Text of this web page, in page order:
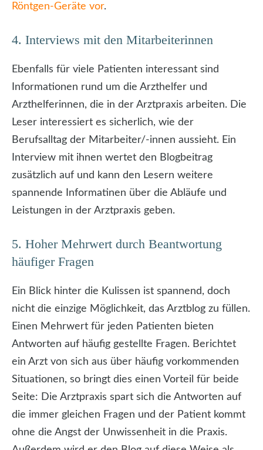
Röntgen-Geräte vor.
4. Interviews mit den Mitarbeiterinnen
Ebenfalls für viele Patienten interessant sind
Informationen rund um die Arzthelfer und
Arzthelferinnen, die in der Arztpraxis arbeiten. Die
Leser interessiert es sicherlich, wie der
Berufsalltag der Mitarbeiter/-innen aussieht. Ein
Interview mit ihnen wertet den Blogbeitrag
zusätzlich auf und kann den Lesern weitere
spannende Informatinen über die Abläufe und
Leistungen in der Arztpraxis geben.
5. Hoher Mehrwert durch Beantwortung
häufiger Fragen
Ein Blick hinter die Kulissen ist spannend, doch
nicht die einzige Möglichkeit, das Arztblog zu füllen.
Einen Mehrwert für jeden Patienten bieten
Antworten auf häufig gestellte Fragen. Berichtet
ein Arzt von sich aus über häufig vorkommenden
Situationen, so bringt dies einen Vorteil für beide
Seite: Die Arztpraxis spart sich die Antworten auf
die immer gleichen Fragen und der Patient kommt
ohne die Angst der Unwissenheit in die Praxis.